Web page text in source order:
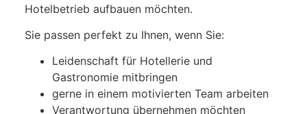
Hotelbetrieb aufbauen möchten.
Sie passen perfekt zu Ihnen, wenn Sie:
Leidenschaft für Hotellerie und
Gastronomie mitbringen
gerne in einem motivierten Team arbeiten
Verantwortung übernehmen möchten